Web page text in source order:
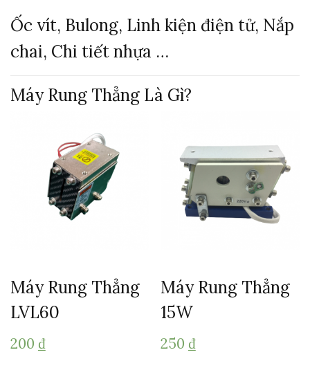
Ốc vít, Bulong, Linhkiện điện tử, Nắp
chai, Chi tiếtnhựa …
MáyRung Thẳng Là Gì?
Máy Rung Thẳng
LVL60
200 ₫
Máy Rung Thẳng
15W
250 ₫